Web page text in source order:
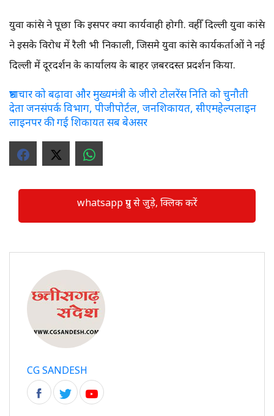
युवा कांग्रेस ने पूछा कि इसपर क्या कार्यवाही होगी. वहीँ दिल्ली युवा कांग्रेस
ने इसके विरोध में रैली भी निकाली, जिसमे युवा कांग्रेस कार्यकर्ताओं ने नई
दिल्ली में दूरदर्शन के कार्यालय के बाहर ज़बरदस्त प्रदर्शन किया.
भ्रष्टाचार को बढ़ावा और मुख्यमंत्री के जीरो टोलरेंस निति को चुनौती
देता जनसंपर्क विभाग, पीजीपोर्टल, जनशिकायत, सीएमहेल्पलाइन
लाइनपर की गई शिकायत सब बेअसर
whatsapp ग्रुप से जुड़े, क्लिक करें
CG SANDESH